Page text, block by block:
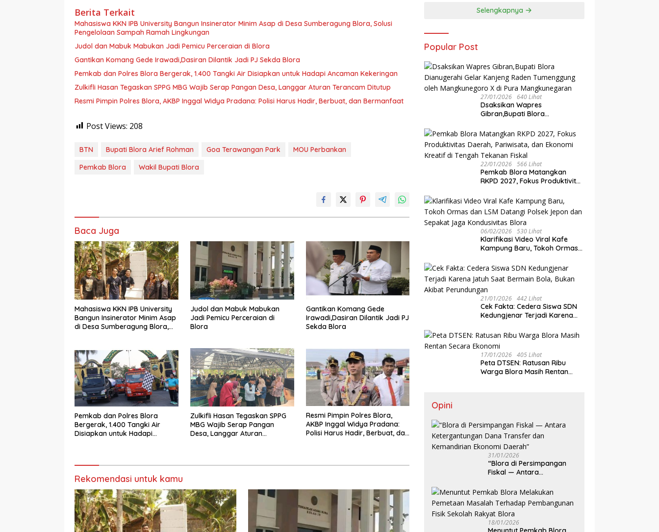
Berita Terkait
Mahasiswa KKN IPB University Bangun Insinerator Minim Asap di Desa Sumberagung Blora, Solusi
Pengelolaan Sampah Ramah Lingkungan ‎
Judol dan Mabuk Mabukan Jadi Pemicu Perceraian di Blora
Gantikan Komang Gede Irawadi,Dasiran Dilantik Jadi PJ Sekda Blora
Pemkab dan Polres Blora Bergerak, 1.400 Tangki Air Disiapkan untuk Hadapi Ancaman Kekeringan
Zulkifli Hasan Tegaskan SPPG MBG Wajib Serap Pangan Desa, Langgar Aturan Terancam Ditutup
Resmi Pimpin Polres Blora, AKBP Inggal Widya Pradana: Polisi Harus Hadir, Berbuat, dan Bermanfaat
Post Views: 208
BTN Bupati Blora Arief Rohman Goa Terawangan Park
MOU Perbankan
Pemkab Blora
Wakil Bupati Blora
Baca Juga
Mahasiswa KKN IPB University
Bangun Insinerator Minim Asap
di Desa Sumberagung Blora,
Judol dan Mabuk Mabukan
Jadi Pemicu Perceraian di
Blora
Gantikan Komang Gede
Irawadi,Dasiran Dilantik Jadi PJ
Sekda Blora
Pemkab dan Polres Blora
Bergerak, 1.400 Tangki Air
Disiapkan untuk Hadapi
Zulkifli Hasan Tegaskan SPPG
MBG Wajib Serap Pangan
Desa, Langgar Aturan
Resmi Pimpin Polres Blora,
AKBP Inggal Widya Pradana:
Polisi Harus Hadir, Berbuat, dan
Rekomendasi untuk kamu
Selengkapnya
Popular Post
27/01/2026 640 Lihat
‎Dsaksikan Wapres
Gibran,Bupati Blora
Raden Tumenggung oleh
Mangkunegoro X di Pura
Mangkunegaran
22/01/2026 566 Lihat
‎Pemkab Blora Matangkan
RKPD 2027, Fokus Produktivitas
Ekonomi Kreatif di Tengah
Tekanan Fiskal
06/02/2026 530 Lihat
‎Klarifikasi Video Viral Kafe
Kampung Baru, Tokoh Ormas
dan Sepakat Jaga
Kondusivitas Blora
21/01/2026 442 Lihat
Cek Fakta: Cedera Siswa SDN
Kedungjenar Terjadi Karena
Bukan Akibat Perundungan ‎
17/01/2026 405 Lihat
‎Peta DTSEN: Ratusan Ribu
Warga Blora Masih Rentan
Opini
31/01/2026
‎“Blora di Persimpangan
Fiskal — Antara
Transfer dan Kemandirian
Ekonomi Daerah”
18/01/2026